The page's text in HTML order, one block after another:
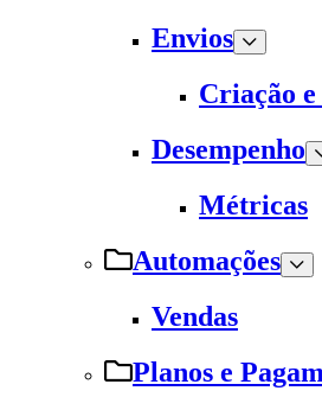
Envios
Criação
Desempenho
Métricas
Automações
Vendas
Planos e